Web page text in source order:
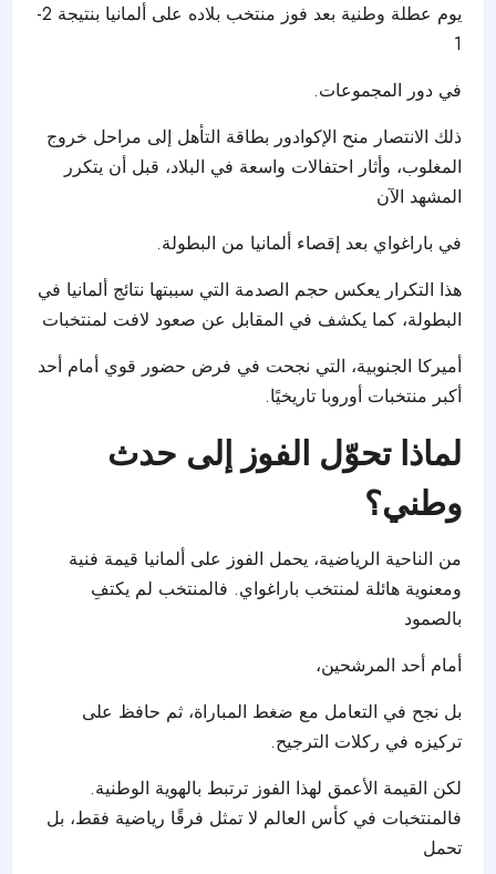
يوم عطلة وطنية بعد فوز منتخب بلاده على ألمانيا بنتيجة 2-
1
في دور المجموعات.
ذلك الانتصار منح الإكوادور بطاقة التأهل إلى مراحل خروج
المغلوب، وأثار احتفالات واسعة في البلاد، قبل أن يتكرر
المشهد الآن
في باراغواي بعد إقصاء ألمانيا من البطولة.
هذا التكرار يعكس حجم الصدمة التي سببتها نتائج ألمانيا في
البطولة، كما يكشف في المقابل عن صعود لافت لمنتخبات
أميركا الجنوبية، التي نجحت في فرض حضور قوي أمام أحد
أكبر منتخبات أوروبا تاريخيًا.
لماذا تحوّل الفوز إلى حدث
وطني؟
من الناحية الرياضية، يحمل الفوز على ألمانيا قيمة فنية
ومعنوية هائلة لمنتخب باراغواي. فالمنتخب لم يكتفِ
بالصمود
أمام أحد المرشحين،
بل نجح في التعامل مع ضغط المباراة، ثم حافظ على
تركيزه في ركلات الترجيح.
لكن القيمة الأعمق لهذا الفوز ترتبط بالهوية الوطنية.
فالمنتخبات في كأس العالم لا تمثل فرقًا رياضية فقط، بل
تحمل